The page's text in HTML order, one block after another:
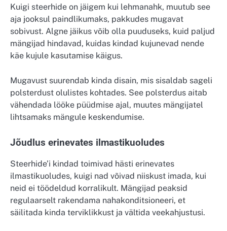
Kuigi steerhide on jäigem kui lehmanahk, muutub see
aja jooksul paindlikumaks, pakkudes mugavat
sobivust. Algne jäikus võib olla puuduseks, kuid paljud
mängijad hindavad, kuidas kindad kujunevad nende
käe kujule kasutamise käigus.
Mugavust suurendab kinda disain, mis sisaldab sageli
polsterdust olulistes kohtades. See polsterdus aitab
vähendada lööke püüdmise ajal, muutes mängijatel
lihtsamaks mängule keskendumise.
Jõudlus erinevates ilmastikuoludes
Steerhide’i kindad toimivad hästi erinevates
ilmastikuoludes, kuigi nad võivad niiskust imada, kui
neid ei töödeldud korralikult. Mängijad peaksid
regulaarselt rakendama nahakonditsioneeri, et
säilitada kinda terviklikkust ja vältida veekahjustusi.